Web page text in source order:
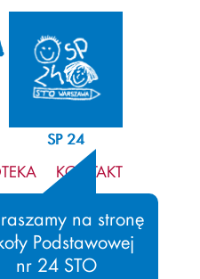
SP 24
na stronę
Podstawowej
nr 24 STO
KONTAKT